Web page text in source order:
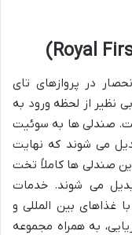
در پروازهای تای
نظیر از لحظه ورود به
صندلی ها به سوئیت
می شوند که نهایت
صندلی ها کاملاً تخت
می شوند. خدمات
غذاهای بین المللی و
به همراه مجموعه